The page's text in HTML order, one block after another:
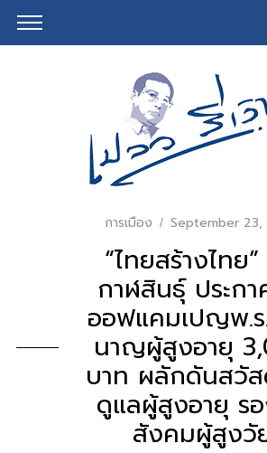
การเมือง September
“ไทยสร้างไทย
กาฬสินธุ์ ประก
ออฟแคมเปญพ.ร
นาญผู้สูงอายุ
บาท ผลักดันสวัส
ดูแลผู้สูงอายุ ร
สังคมผู้สูงวั